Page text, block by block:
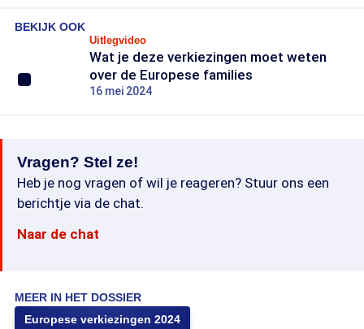
BEKIJK OOK
Uitlegvideo
Wat je deze verkiezingen moet weten
over de Europese families
16 mei 2024
Vragen? Stel ze!
Heb je nog vragen of wil je reageren? Stuur ons een
berichtje via de chat.
Naar de chat
MEER IN HET DOSSIER
Europese verkiezingen 2024